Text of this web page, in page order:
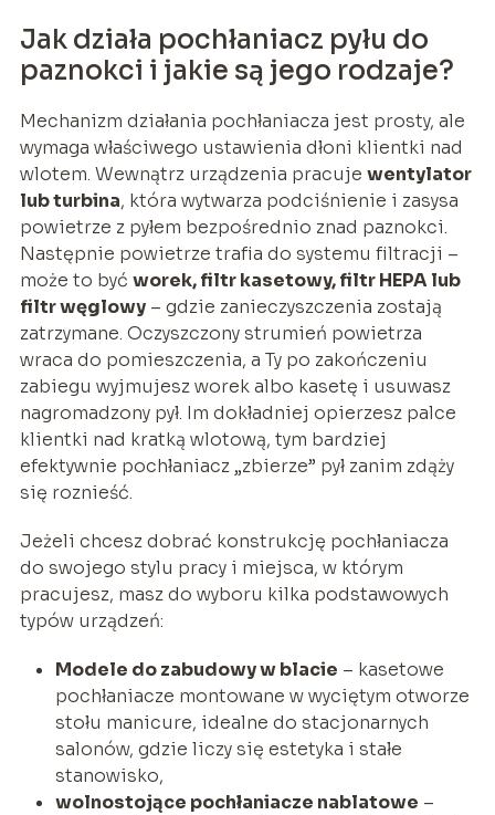
Jak działa pochłaniacz pyłu do
paznokci i jakie są jego rodzaje?
Mechanizm działania pochłaniacza jest prosty, ale
wymaga właściwego ustawienia dłoni klientki nad
wlotem. Wewnątrz urządzenia pracuje wentylator
lub turbina, która wytwarza podciśnienie i zasysa
powietrze z pyłem bezpośrednio znad paznokci.
Następnie powietrze trafia do systemu filtracji –
może to być worek, filtr kasetowy, filtr HEPA lub
filtr węglowy– gdzie zanieczyszczenia zostają
zatrzymane. Oczyszczony strumień powietrza
wraca do pomieszczenia, a Ty po zakończeniu
zabiegu wyjmujesz worek albo kasetę i usuwasz
nagromadzony pył. Im dokładniej opierzesz palce
klientki nad kratką wlotową, tym bardziej
efektywnie pochłaniacz „zbierze” pył zanim zdąży
się roznieść.
Jeżeli chcesz dobrać konstrukcję pochłaniacza
do swojego stylu pracy i miejsca, w którym
pracujesz, masz do wyboru kilka podstawowych
typów urządzeń:
Modele do zabudowy w blacie – kasetowe
pochłaniacze montowane w wyciętym otworze
stołu manicure, idealne do stacjonarnych
salonów, gdzie liczy się estetyka i stałe
stanowisko,
wolnostojące pochłaniacze nablatowe –